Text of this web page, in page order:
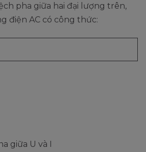
pha giữa hai đại lượng trên,
điện AC có công thức:
giữa U và I